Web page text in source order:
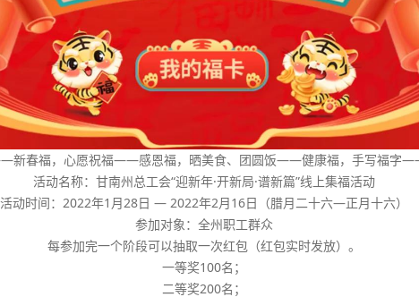
新春福，心愿祝福——感恩福，晒美食、团圆饭——健康福，手写福字
活动名称：甘南州总工会“迎新年·开新局·谱新篇”线上集福活动
活动时间：2022年1月28日 — 2022年2月16日（腊月二十六—正月十六）
参加对象：全州职工群众
每参加完一个阶段可以抽取一次红包（红包实时发放）。
一等奖100名；
二等奖200名；